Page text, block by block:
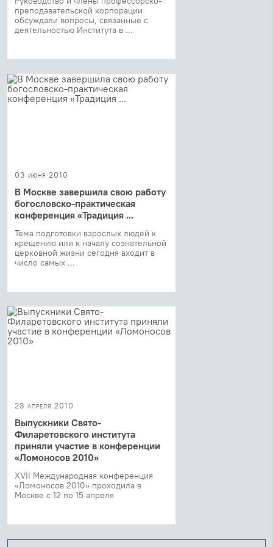
преподавательской корпорации
обсуждали вопросы, связанные с
деятельностью Института в ...
03 июня 2010
В Москве завершила свою работу
богословско-практическая
конференция «Традиция ...
Тема подготовки взрослых людей к
крещению или к началу сознательной
церковной жизни сегодня входит в
число самых ...
23 апреля 2010
Выпускники Свято-
Филаретовского института
приняли участие в конференции
«Ломоносов 2010»
XVII Международная конференция
«Ломоносов 2010» проходила в
Москве с 12 по 15 апреля